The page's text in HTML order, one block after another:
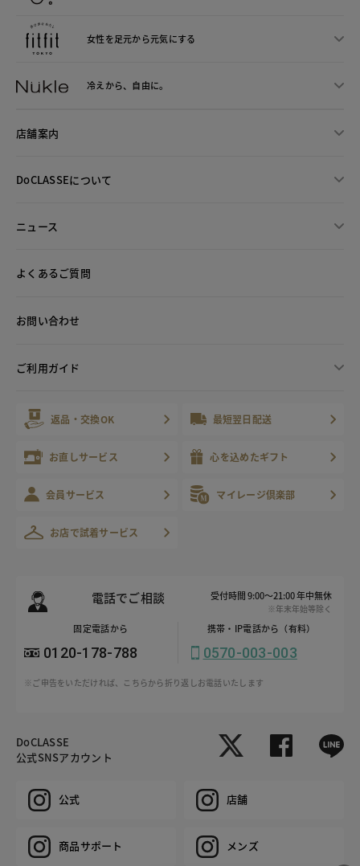
女性を足元から元気にする
冷えから、 自由に。
店舗案内
DoCLASSEについて
ニュース
よくあるご質問
お問い合わせ
ご利用ガイド
返品・交換OK 最短翌日配送
お直しサービス 心を込めたギフト
会員サービス マイレージ倶楽部
お店で試着サービス
電話でご相談 受付時間 9:00～21:00 年中無休
※年末年始等除く
固定電話から
0120-178-788
携帯・IP電話から（有料）
0570-003-003
※ご申告をいただければ、こちらから折り返しお電話いたします
DoCLASSE
公式SNSアカウント
公式 店舗
商品サポート メンズ